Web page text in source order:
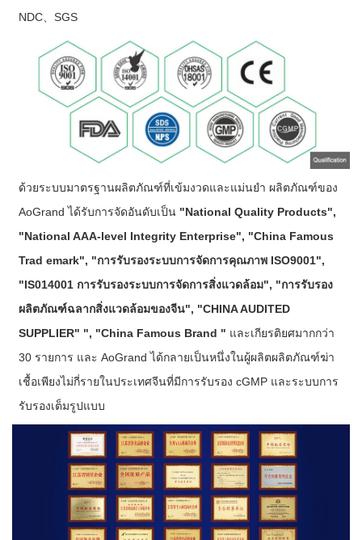
NDC、SGS
ด้วยระบบมาตรฐานผลิตภัณฑ์ที่เข้มงวดและแม่นยำ ผลิตภัณฑ์ของ
AoGrand ได้รับการจัดอันดับเป็น "National Quality Products",
"National AAA-level Integrity Enterprise", "China Famous
Trad emark", "การรับรองระบบการจัดการคุณภาพ ISO9001",
"IS014001 การรับรองระบบการจัดการสิ่งแวดล้อม", "การรับรอง
ผลิตภัณฑ์ฉลากสิ่งแวดล้อมของจีน", "CHINA AUDITED
SUPPLIER" ", "China Famous Brand " และเกียรติยศมากกว่า
30 รายการ และ AoGrand ได้กลายเป็นหนึ่งในผู้ผลิตผลิตภัณฑ์ฆ่า
เชื้อเพียงไม่กี่รายในประเทศจีนที่มีการรับรอง cGMP และระบบการ
รับรองเต็มรูปแบบ